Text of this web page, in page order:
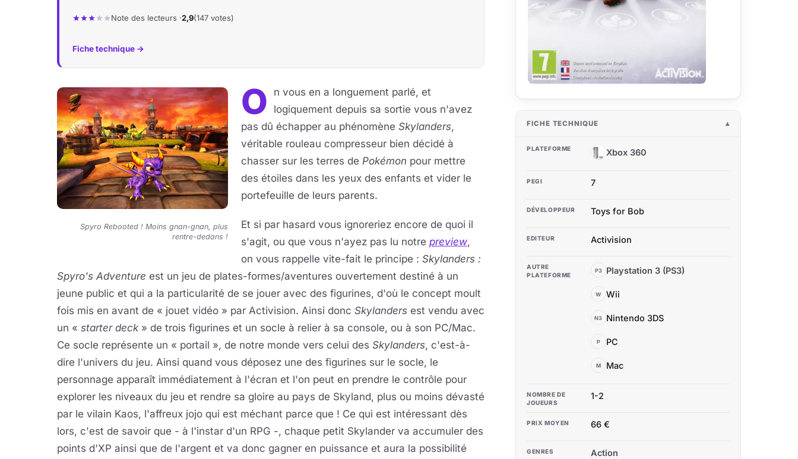
Note des lecteurs ·2,9(147 votes)
Fiche technique →
Spyro Rebooted ! Moins gnan-gnan, plus
rentre-dedans !
O
n vous en a longuement parlé, et
logiquement depuis sa sortie vous n'avez
pas dû échapper au phénomène Skylanders,
véritable rouleau compresseur bien décidé à
chasser sur les terres de Pokémon pour mettre
des étoiles dans les yeux des enfants et vider le
portefeuille de leurs parents.
Et si par hasard vous ignoreriez encore de quoi il
s'agit, ou que vous n'ayez pas lu notre preview,
on vous rappelle vite-fait le principe : Skylanders :
Spyro's Adventure est un jeu de plates-formes/aventures ouvertement destiné à un
jeune public et qui a la particularité de se jouer avec des figurines, d'où le concept moult
fois mis en avant de « jouet vidéo » par Activision. Ainsi donc Skylanders est vendu avec
un « starter deck » de trois figurines et un socle à relier à sa console, ou à son PC/Mac.
Ce socle représente un « portail », de notre monde vers celui des Skylanders, c'est-à-
dire l'univers du jeu. Ainsi quand vous déposez une des figurines sur le socle, le
personnage apparaît immédiatement à l'écran et l'on peut en prendre le contrôle pour
explorer les niveaux du jeu et rendre sa gloire au pays de Skyland, plus ou moins dévasté
par le vilain Kaos, l'affreux jojo qui est méchant parce que ! Ce qui est intéressant dès
lors, c'est de savoir que - à l'instar d'un RPG -, chaque petit Skylander va accumuler des
points d'XP ainsi que de l'argent et va donc gagner en puissance et aura la possibilité
FICHE TECHNIQUE
PLATEFORME Xbox 360
PEGI 7
DÉVELOPPEUR Toys for Bob
EDITEUR Activision
AUTRE
PLATEFORME
P3 Playstation 3 (PS3)
W Wii
N3 Nintendo 3DS
P PC
M Mac
NOMBRE DE
JOUEURS
1-2
PRIX MOYEN 66 €
GENRES
Action